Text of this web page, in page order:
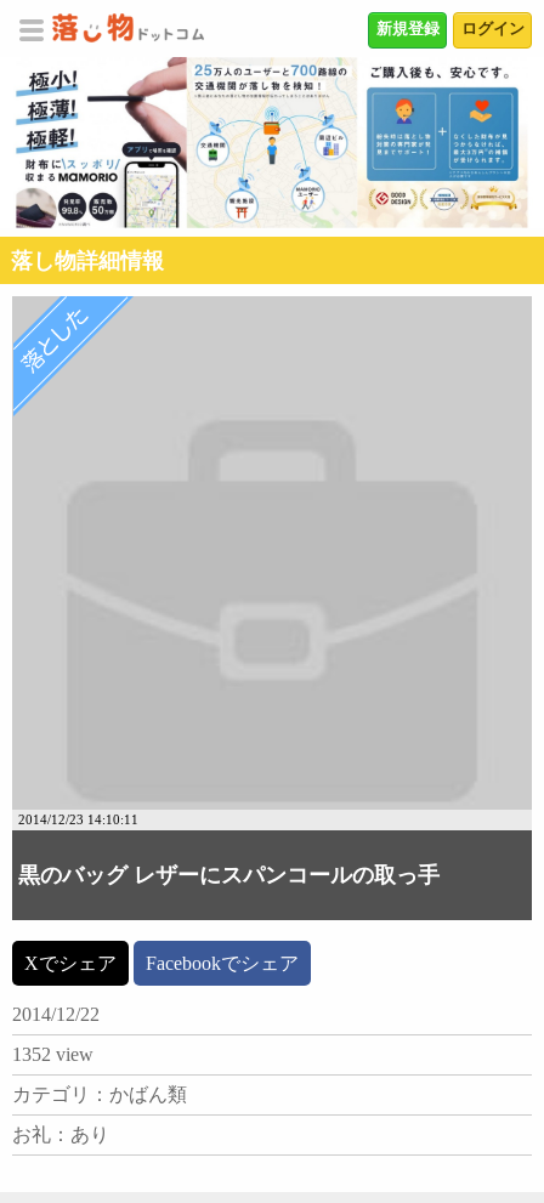
ログイン
新規登録
落し物詳細情報
2014/12/23 14:10:11
黒のバッグ レザーにスパンコールの取っ手
Xでシェア Facebookでシェア
2014/12/22
1352 view
カテゴリ：かばん類
お礼：あり